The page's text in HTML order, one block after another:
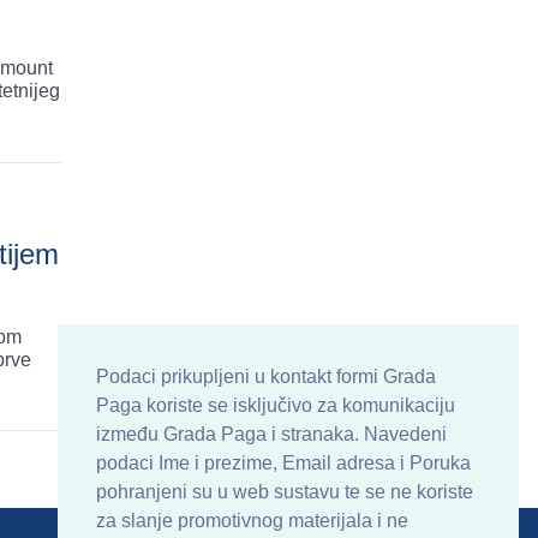
Podaci prikupljeni u kontakt formi Grada
Paga koriste se isključivo za komunikaciju
između Grada Paga i stranaka. Navedeni
podaci Ime i prezime, Email adresa i Poruka
pohranjeni su u web sustavu te se ne koriste
za slanje promotivnog materijala i ne